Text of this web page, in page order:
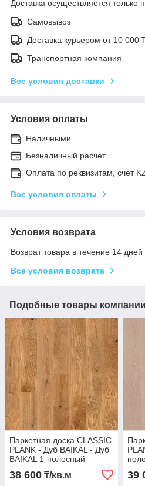
Доставка осуществляется только
Самовывоз
Доставка курьером от 10 000
Транспортная компания
Все условия доставки
Условия оплаты
Наличными
Безналичный расчет
Оплата по реквизитам, счет
Все условия оплаты
Условия возврата
Возврат товара в течение 14
Все условия возврата
Подобные товары компании
Паркетная доска CLASSIC
PLANK - Дуб BAIKAL - Дуб
BAIKAL 1-полосный
38 600 ₸/кв.м 39